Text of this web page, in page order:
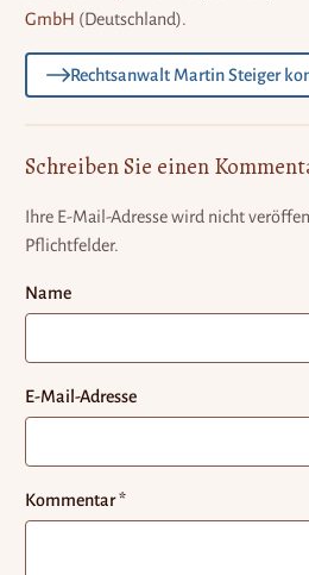
GmbH (Deutschland).
Rechtsanwalt Martin Steiger
Schreiben Sie einen
Ihre E-Mail-Adresse wird nicht
Pflichtfelder.
Name
E-Mail-Adresse
Kommentar*